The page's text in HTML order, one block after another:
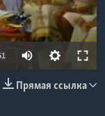
Прямая ссылка